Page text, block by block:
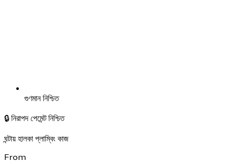
গুণমান নিশ্চিত
🔒 নিরাপদ পেমেন্ট নিশ্চিত
ঘন্টায় হালকা প্লাম্বিং কাজ
From